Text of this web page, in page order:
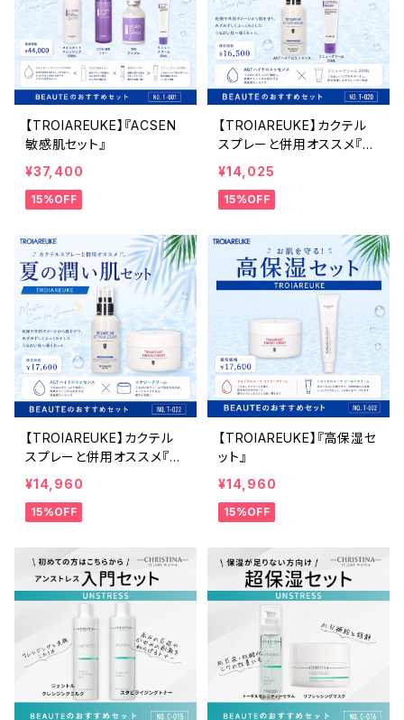
【TROIAREUKE】『ACSEN
敏感肌セット』
¥37,400
15%OFF
【TROIAREUKE】カクテル
スプレーと併用オススメ『再
生&保湿セット25ml』
¥14,025
15%OFF
【TROIAREUKE】カクテル
スプレーと併用オススメ『夏
の潤い肌セット』
¥14,960
15%OFF
【TROIAREUKE】『高保湿セ
ット』
¥14,960
15%OFF